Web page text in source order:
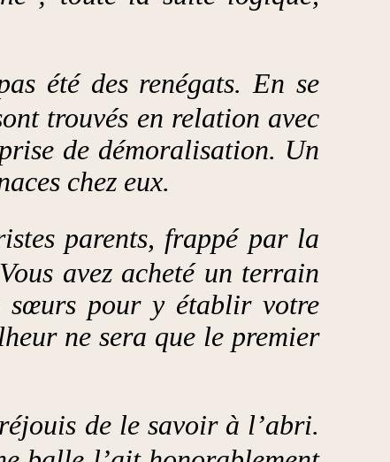
été des renégats. En se
trouvés en relation avec
de démoralisation. Un
chez eux.
parents, frappé par la
avez acheté un terrain
sœurs pour y établir votre
ne sera que le premier
de le savoir à l’abri.